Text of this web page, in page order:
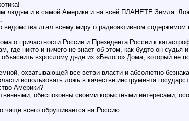
людям и в самой Америке и на всей ПЛАНЕТЕ Земля.
лгал всему миру о радиоактивном
о причастности России и Президента России к
где никто и ничего не знает об этом, как будто он
взрослому дяде из «Белого» Дома, который не
охватывающей все ветви власти и абсолютно
использовать ложь в качестве инструмента
Америки?
обеспокоены своими корыстными интересами,
всего обрушивается на Россию.